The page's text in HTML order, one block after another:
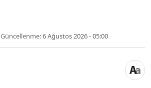
Güncellenme:6 Ağustos 2026 - 05:00